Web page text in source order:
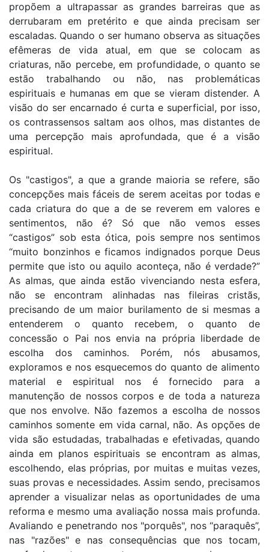
propõem a ultrapassar as grandes barreiras que as
derrubaram em pretérito e que ainda precisam ser
escaladas. Quando o ser humano observa as situações
efêmeras de vida atual, em que se colocam as
criaturas, não percebe, em profundidade, o quanto se
estão trabalhando ou não, nas problemáticas
espirituais e humanas em que se vieram distender. A
visão do ser encarnado é curta e superficial, por isso,
os contrassensos saltam aos olhos, mas distantes de
uma percepção mais aprofundada, que é a visão
espiritual.
Os "castigos", a que a grande maioria se refere, são
concepções mais fáceis de serem aceitas por todas e
cada criatura do que a de se reverem em valores e
sentimentos, não é? Só que não vemos esses
“castigos” sob esta ótica, pois sempre nos sentimos
“muito bonzinhos e ficamos indignados porque Deus
permite que isto ou aquilo aconteça, não é verdade?”
As almas, que ainda estão vivenciando nesta esfera,
não se encontram alinhadas nas fileiras cristãs,
precisando de um maior burilamento de si mesmas a
entenderem o quanto recebem, o quanto de
concessão o Pai nos envia na própria liberdade de
escolha dos caminhos. Porém, nós abusamos,
exploramos e nos esquecemos do quanto de alimento
material e espiritual nos é fornecido para a
manutenção de nossos corpos e de toda a natureza
que nos envolve. Não fazemos a escolha de nossos
caminhos somente em vida carnal, não. As opções de
vida são estudadas, trabalhadas e efetivadas, quando
ainda em planos espirituais se encontram as almas,
escolhendo, elas próprias, por muitas e muitas vezes,
suas provas e necessidades. Assim sendo, precisamos
aprender a visualizar nelas as oportunidades de uma
reforma e mesmo uma avaliação nossa mais profunda.
Avaliando e penetrando nos "porquês", nos “paraquês”,
nas "razões" e nas consequências que nos tocam,